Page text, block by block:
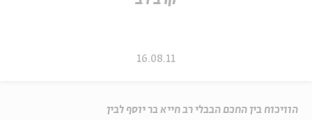
16.08.11
הוויכוח בין החכם הבבלי רב חייא בר יוסף לבין